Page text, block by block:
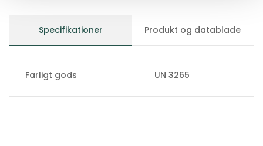
Specifikationer Produkt og datablade
Farligt gods UN 3265